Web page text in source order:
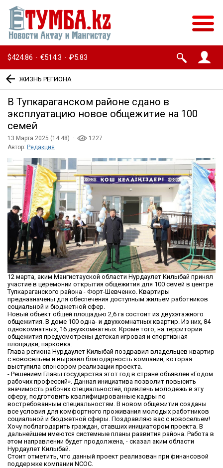
$424.86 · €514.3 · ₽5.83
ЖИЗНЬ РЕГИОНА
В Тупкараганском районе сдано в
эксплуатацию новое общежитие на 100
семей
13 Марта 2025 (14:48) ·
1227
Автор: Редакция
12 марта, аким Мангистауской области Нурдаулет Килыбай принял
участие в церемонии открытия общежития для 100 семей в центре
Тупкараганского района - Форт-Шевченко. Квартиры
предназначены для обеспечения доступным жильем работников
социальной и бюджетной сфер.
Новый объект общей площадью 2,6 га состоит из двухэтажного
общежития. В доме 100 одна- и двухкомнатных квартир. Из них, 84
однокомнатных, 16 двухкомнатных. Кроме того, на территории
общежития предусмотрены детская игровая и спортивная
площадки, парковка.
Глава региона Нурдаулет Килыбай поздравил владельцев квартир
с новосельем и выразил благодарность компании, которая
выступила спонсором реализации проекта.
- Решением Главы государства этот год в стране объявлен «Годом
рабочих профессий». Данная инициатива позволит повысить
значимость рабочих специальностей, привлечь молодежь в эту
сферу, подготовить квалифицированные кадры по
востребованным специальностям. В новом общежитии созданы
все условия для комфортного проживания молодых работников
социальной и бюджетной сферы. Поздравляю вас с новосельем!
Хочу поблагодарить граждан, ставших инициатором проекта. В
дальнейшем имеются системные планы развития района. Работа в
этом направлении будет продолжена, - сказал аким области
Нурдаулет Килыбай.
Стоит отметить, что данный проект реализован при финансовой
поддержке компании NCOC.